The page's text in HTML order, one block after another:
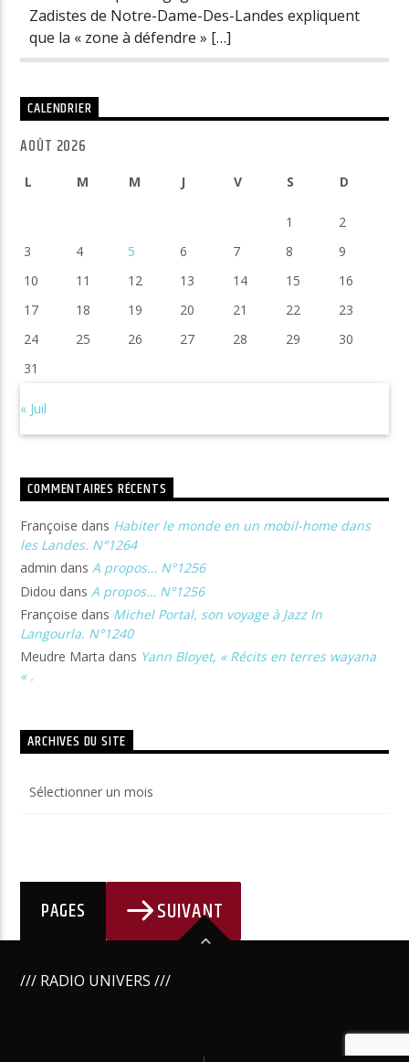
Zadistes de Notre-Dame-Des-Landes expliquent
que la « zone à défendre » […]
CALENDRIER
AOÛT 2026
L M M J V S D
1
2
3
4 5 6 7 8
9
10
11 12 13 14 15
16
17
18 19 20 21 22
23
24
25 26 27 28 29
30
31
« Juil
COMMENTAIRES RÉCENTS
Françoise dans Habiter le monde en un mobil-home dans
les Landes. N°1264
admin dansA propos… N°1256
Didou dans A propos… N°1256
Françoise dans Michel Portal, son voyage à Jazz In
Langourla. N°1240
Meudre Marta dans Yann Bloyet, « Récits en terres wayana
« .
ARCHIVES DU SITE
du
PAGES SUIVANT
/// RADIO UNIVERS ///